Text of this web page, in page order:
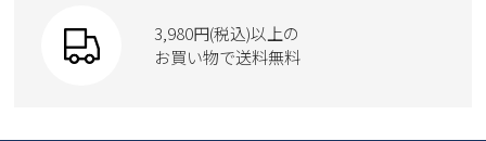
moz
Parade
GAP
new balance3,980円(税込)以上の
お買い物で送料無料